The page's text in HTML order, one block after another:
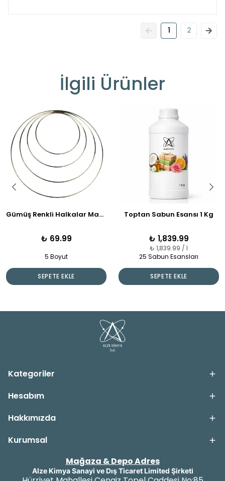
1 2
İlgili Ürünler
Gümüş Renkli Halkalar Makrome Kasası
₺ 69.99
5 Boyut
SEPETE EKLE
Toptan Sabun Esansı 1 Kg
₺ 1,839.99
₺ 1,839.99 / l
25 Sabun Esansları
SEPETE EKLE
Kategoriler
Hesabım
Hakkımızda
Kurumsal
Mağaza & Depo Adres
Alze Kimya Sanayi ve Dış Ticaret Limited Şirketi